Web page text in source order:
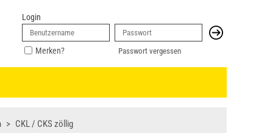
Login
Merken? Passwort vergessen
CKL / CKS zöllig